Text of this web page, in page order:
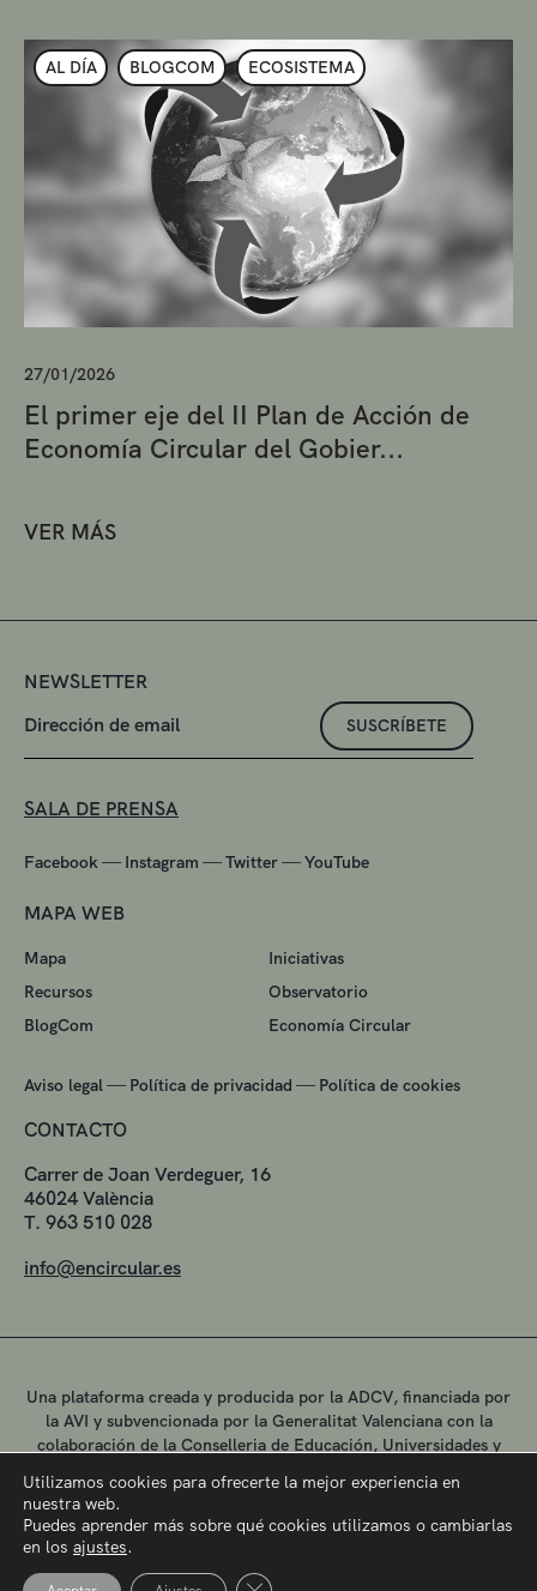
AL DÍA BLOGCOM ECOSISTEMA
27/01/2026
El primer eje del II Plan de Acción de
Economía Circular del Gobier...
VER MÁS
NEWSLETTER
SUSCRÍBETE
SALA DE PRENSA
Facebook — Instagram —Twitter—YouTube
MAPA WEB
Mapa
Iniciativas
Recursos
Observatorio
BlogCom
Economía Circular
Aviso legal — Política de privacidad — Política de cookies
CONTACTO
Carrer de Joan Verdeguer, 16
46024 València
T. 963 510 028
info@encircular.es
Una plataforma creada y producida por la ADCV, financiada por
la AVI y subvencionada por la Generalitat Valenciana con la
colaboración de la Conselleria de Educación, Universidades y
Utilizamos cookies para ofrecerte la mejor experiencia en
nuestra web.
Puedes aprender más sobre qué cookies utilizamos o cambiarlas
en los ajustes.